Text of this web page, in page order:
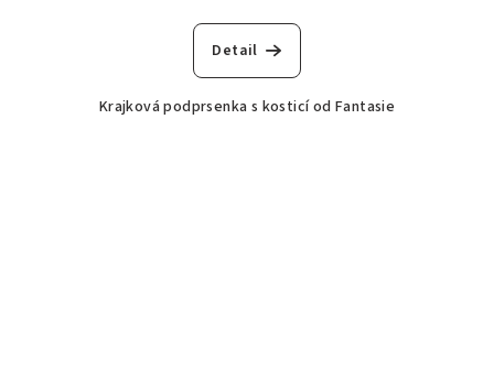
Detail
Krajková podprsenka s kosticí od Fantasie